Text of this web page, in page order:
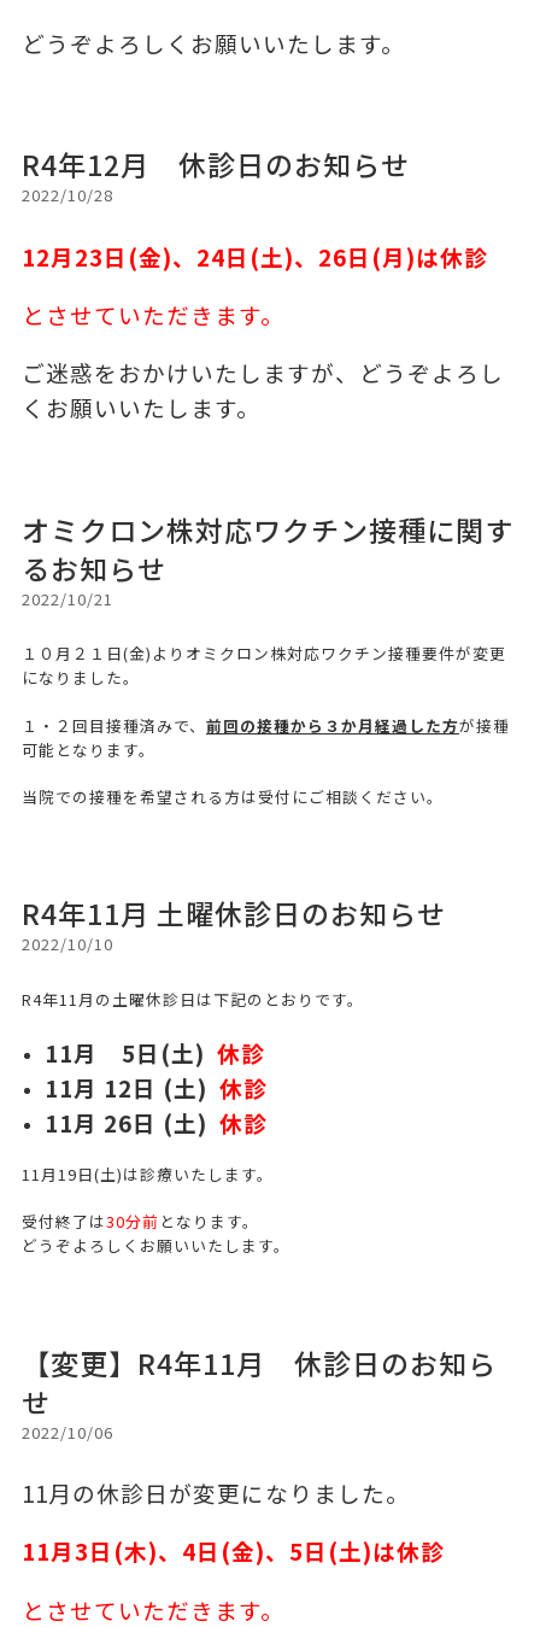
どうぞよろしくお願いいたします。
R4年12月 休診日のお知らせ
2022/10/28
12月23日(金)、24日(土)、26日(月)は休診
とさせていただきます。
ご迷惑をおかけいたしますが、どうぞよろし
くお願いいたします。
オミクロン株対応ワクチン接種に関す
るお知らせ
2022/10/21
１０月２１日(金)よりオミクロン株対応ワクチン接種要件が変更
になりました。
１・２回目接種済みで、 前回の接種から３か月経過した方が接種
可能となります。
当院での接種を希望される方は受付にご相談ください。
R4年11月 土曜休診日のお知らせ
2022/10/10
R4年11月の土曜休診日は下記のとおりです。
11月 5日(土)休診
11月 12日 (土) 休診
11月 26日 (土) 休診
11月19日(土)は診療いたします。
受付終了は30分前 となります。
どうぞよろしくお願いいたします。
【変更】R4年11月 休診日のお知ら
せ
2022/10/06
11月の休診日が変更になりました。
11月3日(木)、4日(金)、5日(土)は休診
とさせていただきます。